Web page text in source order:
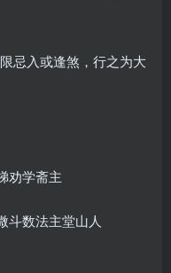
忌入或逢煞，行之为大
劝学斋主
斗数法主堂山人